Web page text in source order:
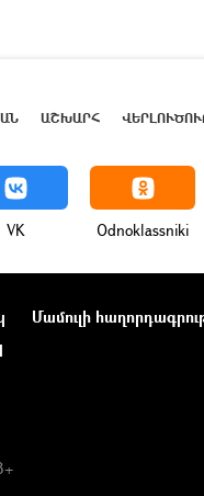
ԱՇԽԱՐՀ
VK Odnoklassniki
Մամուլի